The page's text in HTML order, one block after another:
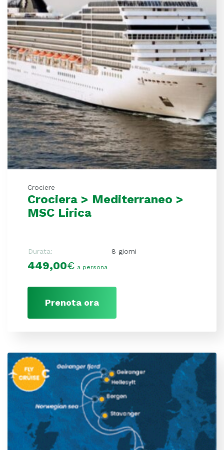
Crociere
Crociera > Mediterraneo >
MSC Lirica
Durata: 8 giorni
449,00€ a persona
Prenota ora